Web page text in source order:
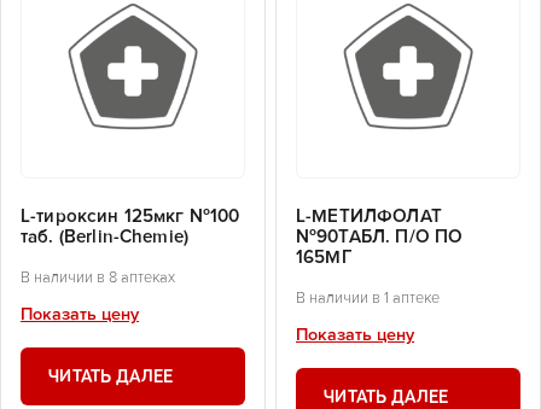
L-тироксин 125мкг №100
таб. (Berlin-Chemie)
В наличии в 8 аптеках
Показать цену
ЧИТАТЬ ДАЛЕЕ
L-МЕТИЛФОЛАТ
№90ТАБЛ. П/О ПО
165МГ
В наличии в 1 аптеке
Показать цену
ЧИТАТЬ ДАЛЕЕ